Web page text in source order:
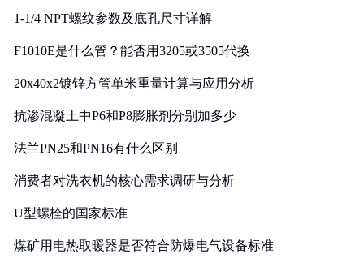
1-1/4 NPT螺纹参数及底孔尺寸详解
F1010E是什么管？能否用3205或3505代换
20x40x2镀锌方管单米重量计算与应用分析
抗渗混凝土中P6和P8膨胀剂分别加多少
法兰PN25和PN16有什么区别
消费者对洗衣机的核心需求调研与分析
U型螺栓的国家标准
煤矿用电热取暖器是否符合防爆电气设备标准